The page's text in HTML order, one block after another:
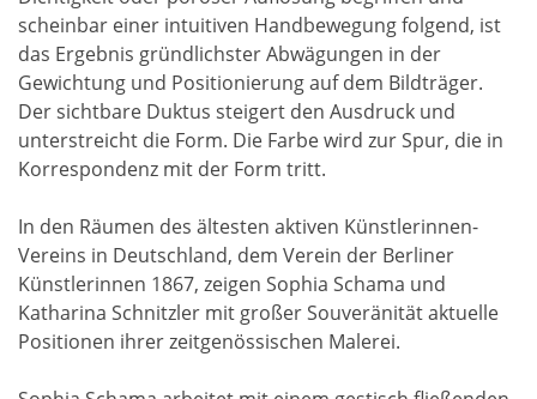
scheinbar einer intuitiven Handbewegung folgend, ist
das Ergebnis gründlichster Abwägungen in der
Gewichtung und Positionierung auf dem Bildträger.
Der sichtbare Duktus steigert den Ausdruck und
unterstreicht die Form. Die Farbe wird zur Spur, die in
Korrespondenz mit der Form tritt.
In den Räumen des ältesten aktiven Künstlerinnen-
Vereins in Deutschland, dem Verein der Berliner
Künstlerinnen 1867, zeigen Sophia Schama und
Katharina Schnitzler mit großer Souveränität aktuelle
Positionen ihrer zeitgenössischen Malerei.